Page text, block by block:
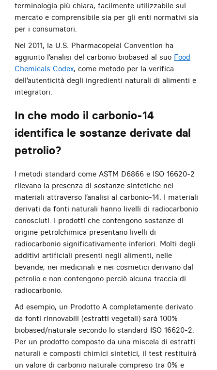
terminologia più chiara, facilmente utilizzabile sul
mercato e comprensibile sia per gli enti normativi sia
per i consumatori.
Nel 2011, la U.S. Pharmacopeial Convention ha
aggiunto l’analisi del carbonio biobased al suo Food
Chemicals Codex, come metodo per la verifica
dell’autenticità degli ingredienti naturali di alimenti e
integratori.
In che modo il carbonio-14
identifica le sostanze derivate dal
petrolio?
I metodi standard come ASTM D6866 e ISO 16620-2
rilevano la presenza di sostanze sintetiche nei
materiali attraverso l’analisi al carbonio-14. I materiali
derivati da fonti naturali hanno livelli di radiocarbonio
conosciuti. I prodotti che contengono sostanze di
origine petrolchimica presentano livelli di
radiocarbonio significativamente inferiori. Molti degli
additivi artificiali presenti negli alimenti, nelle
bevande, nei medicinali e nei cosmetici derivano dal
petrolio e non contengono perciò alcuna traccia di
radiocarbonio.
Ad esempio, un Prodotto A completamente derivato
da fonti rinnovabili (estratti vegetali) sarà 100%
biobased/naturale secondo lo standard ISO 16620-2.
Per un prodotto composto da una miscela di estratti
naturali e composti chimici sintetici, il test restituirà
un valore di carbonio naturale compreso tra 0% e